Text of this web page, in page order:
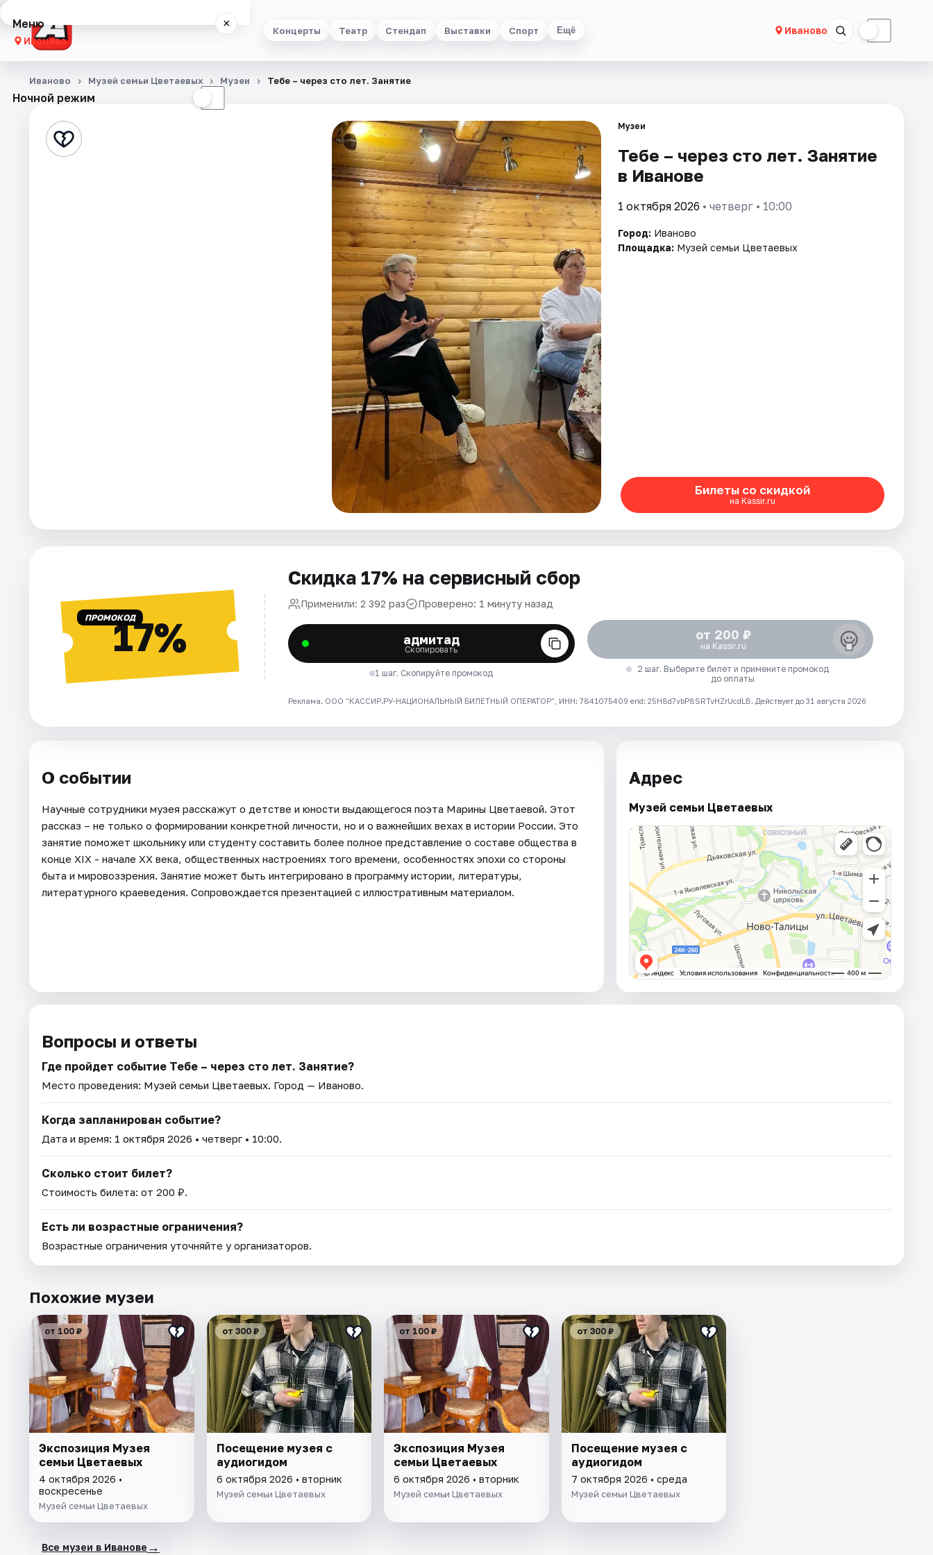
Концерты Театр Стендап Выставки Спорт Ещё Иваново ☾
Меню ×
Иваново
Концерты
Стендап
Ночной режим ☾
Иваново Музей семьи Цветаевых Музеи Тебе – через сто лет. Занятие
Музеи
Тебе – через сто лет. Занятие
в Иванове
1 октября 2026 • четверг • 10:00
Город: Иваново
Площадка: Музей семьи Цветаевых
Билеты со скидкой
на Kassir.ru
ПРОМОКОД17%
Скидка 17% на сервисный сбор
Применили: 2 392 раз Проверено: 1 минуту назад
адмитад
Скопировать
1 шаг. Скопируйте промокод
от 200 ₽
на Kassir.ru
2 шаг. Выберите билет и примените промокод
до оплаты
Реклама. ООО "КАССИР.РУ-НАЦИОНАЛЬНЫЙ БИЛЕТНЫЙ ОПЕРАТОР", ИНН: 7841075409 erid: 25H8d7vbP8SRTvHZrUcdLB. Действует до 31 августа 2026
О событии
Научные сотрудники музея расскажут о детстве и юности выдающегося поэта Марины Цветаевой. Этот
рассказ – не только о формировании конкретной личности, но и о важнейших вехах в истории России. Это
занятие поможет школьнику или студенту составить более полное представление о составе общества в
конце XIX - начале XX века, общественных настроениях того времени, особенностях эпохи со стороны
быта и мировоззрения. Занятие может быть интегрировано в программу истории, литературы,
литературного краеведения. Сопровождается презентацией с иллюстративным материалом.
Адрес
Музей семьи Цветаевых
Вопросы и ответы
Где пройдет событие Тебе – через сто лет. Занятие?
Место проведения: Музей семьи Цветаевых. Город — Иваново.
Когда запланирован событие?
Дата и время: 1 октября 2026 • четверг • 10:00.
Сколько стоит билет?
Стоимость билета: от 200 ₽.
Есть ли возрастные ограничения?
Возрастные ограничения уточняйте у организаторов.
Похожие музеи
от 100 ₽
Экспозиция Музея
семьи Цветаевых
4 октября 2026 •
воскресенье
Музей семьи Цветаевых
от 300 ₽
Посещение музея с
аудиогидом
6 октября 2026 • вторник
Музей семьи Цветаевых
от 100 ₽
Экспозиция Музея
семьи Цветаевых
6 октября 2026 • вторник
Музей семьи Цветаевых
от 300 ₽
Посещение музея с
аудиогидом
7 октября 2026 • среда
Музей семьи Цветаевых
Все музеи в Иванове →